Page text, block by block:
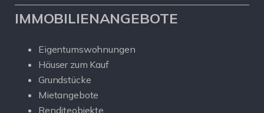
IMMOBILIENANGEBOTE
Eigentumswohnungen
Häuser zum Kauf
Grundstücke
Mietangebote
Renditeobjekte